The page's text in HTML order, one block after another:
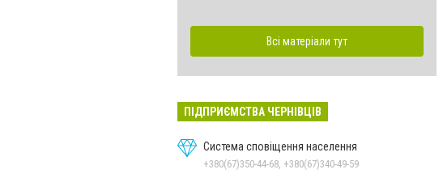
Всі матеріали тут
ПІДПРИЄМСТВА ЧЕРНІВЦІВ
Система сповіщення населення
+380(67)350-44-68, +380(67)340-49-59